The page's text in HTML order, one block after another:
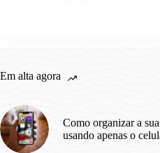
Em alta agora
Como organizar a
usando apenas o